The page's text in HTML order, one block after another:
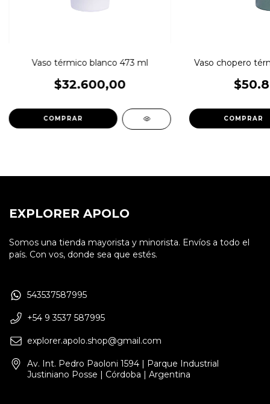
Vaso térmico blanco 473 ml
$32.600,00
COMPRAR
Vaso chopero
COMPRAR
EXPLORER APOLO
Somos una tienda mayorista y minorista. Envíos a todo el
país. Con vos, donde sea que estés.
543537587995
+54 9 3537 587995
explorer.apolo.shop@gmail.com
Av. Int. Pedro Paoloni 1594 | Parque Industrial
Justiniano Posse | Córdoba | Argentina